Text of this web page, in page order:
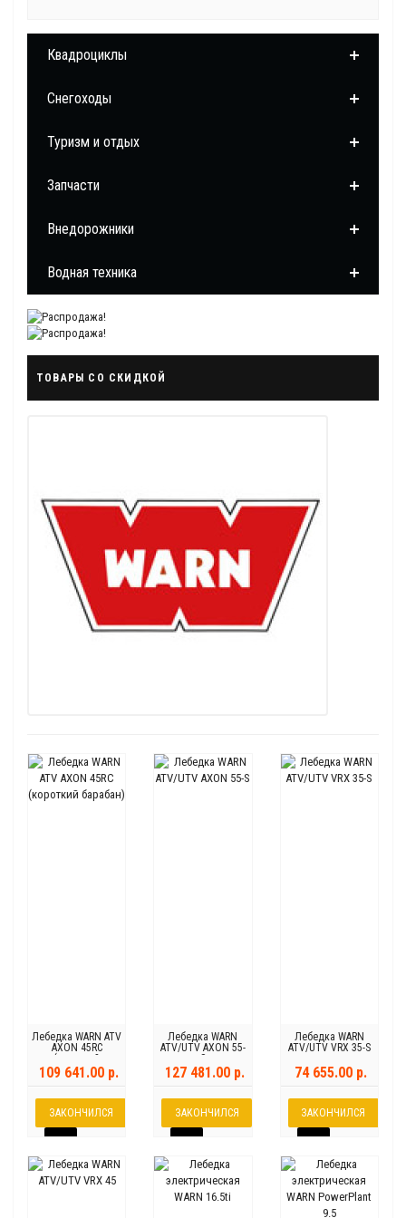
Квадроциклы
Снегоходы
Туризм и отдых
Запчасти
Внедорожники
Водная техника
ТОВАРЫ СО СКИДКОЙ
Лебедка WARN ATV
AXON 45RC
(короткий
барабан)
109 641.00 р.
ЗАКОНЧИЛСЯ
Лебедка WARN
ATV/UTV AXON 55-
S
127 481.00 р.
ЗАКОНЧИЛСЯ
Лебедка WARN
ATV/UTV VRX 35-S
74 655.00 р.
ЗАКОНЧИЛСЯ